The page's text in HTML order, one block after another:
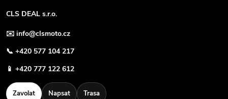
CLS DEAL s.r.o.
✉️ info@clsmoto.cz
📞 +420 577 104 217
📱 +420 777 122 612
Zavolat Napsat Trasa